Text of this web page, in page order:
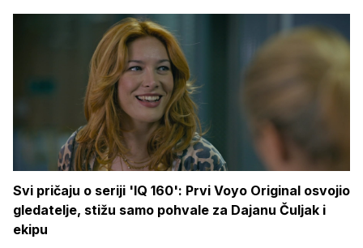
Svi pričaju o seriji 'IQ 160': Prvi Voyo Original osvojio
gledatelje, stižu samo pohvale za Dajanu Čuljak i
ekipu